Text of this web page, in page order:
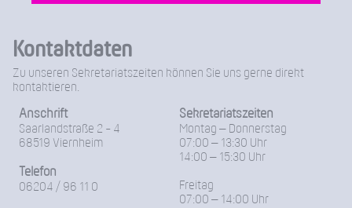
Kontaktdaten
Zu unseren Sekretariatszeiten können Sie uns gerne direkt
kontaktieren.
Anschrift
Saarlandstraße 2 - 4
68519 Viernheim
Telefon
06204 / 96 11 0
Sekretariatszeiten
Montag – Donnerstag
07:00 – 13:30 Uhr
14:00 – 15:30 Uhr
Freitag
07:00 – 14:00 Uhr